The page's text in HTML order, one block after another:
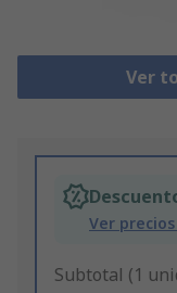
Ver
Ver
Subtotal (1